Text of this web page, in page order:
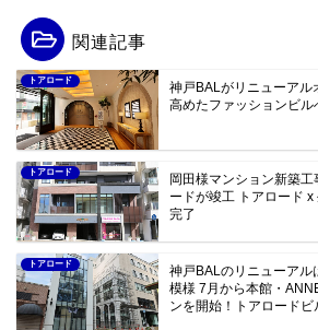
関連記事
トアロード
神戸BALがリニューアル
高めたファッションビル
トアロード
岡田様マンション新築
ードが竣工 トアロード
完了
トアロード
神戸BALのリニューアル
模様 7月から本館・
ンを開始！トアロード